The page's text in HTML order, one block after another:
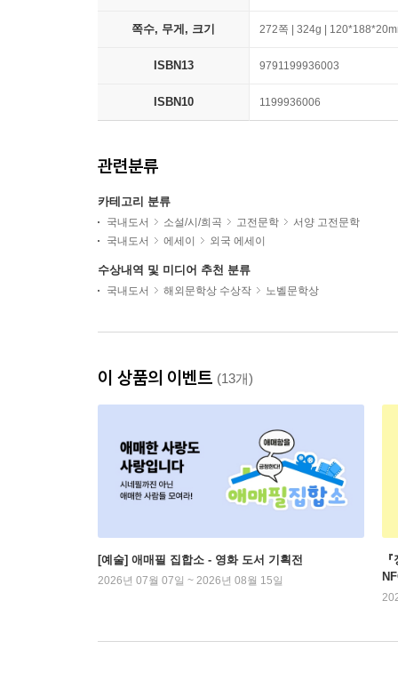
쪽수, 무게, 크기 272쪽 | 324g |
ISBN13 9791199936003
ISBN10 1199936006
관련분류
카테고리 분류
국내도서 소설/시/희곡 고전문학
서양 고전문학
국내도서
에세이 외국 에세이
수상내역 및 미디어 추천 분류
국내도서 해외문학상 수상작 노벨문학상
이 상품의 이벤트 (13개)
[예술] 애매필 집합소 - 영화 도서 기획전
2026년 07월 07일 ~ 2026년 08월 15일